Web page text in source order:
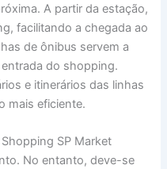
A partir da estação,
facilitando a chegada ao
de ônibus servem a
do shopping.
e itinerários das linhas
mais eficiente.
SP Market
No entanto, deve-se